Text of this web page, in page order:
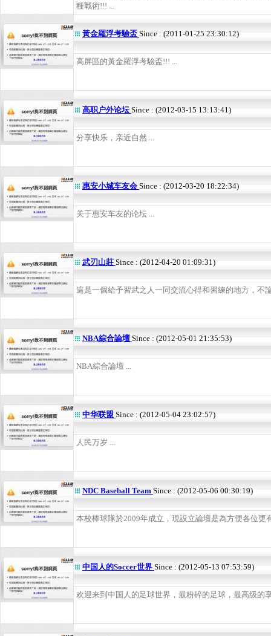
種戰術!!! ...
黃金羅浮考驗盃 Since : (2011-01-25 23:30:12)
高屏區的黃金羅浮考驗盃!!! ...
高职户外论坛Since : (2012-03-15 13:13:41)
分享快乐，亲近自然 ...
惠安小城车友会 Since : (2012-03-20 18:22:34)
关于惠安车友的论坛 ...
武刃山莊 Since : (2012-04-20 01:09:31)
這是一個給予習武之人一同交流心得和習練的地方，不
NBA綜合論壇 Since : (2012-05-01 21:35:53)
NBA綜合論壇 ...
中华联盟 Since : (2012-05-04 23:02:57)
人民万岁 ...
NDC Baseball Team Since : (2012-05-06 00:30:19)
本校棒球隊於2009年成立，現設立論壇是為方便各位更
中国人的Soccer世界 Since : (2012-05-13 07:53:59)
欢迎来到中国人的足球世界，最粉碎的足球，最高级的